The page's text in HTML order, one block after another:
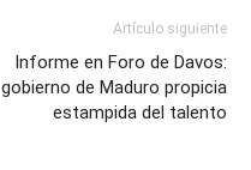
Artículo siguiente
Informe en Foro de Davos:
gobierno de Maduro propicia
estampida del talento